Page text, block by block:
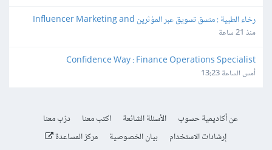
Production Coordinator
منذ 21 ساعة
Confidence Way : Finance Operations Specialist
أمس الساعة 13:23
عن أكاديمية حسوب الأسئلة الشائعة اكتب معنا
درّب معنا
إرشادات الاستخدام
بيان الخصوصية مركز المساعدة